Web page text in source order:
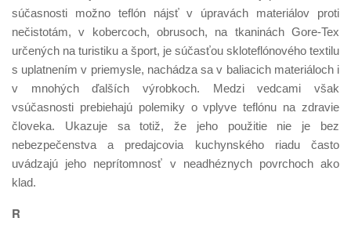
súčasnosti možno teflón nájsť v úpravách materiálov proti
nečistotám, v kobercoch, obrusoch, na tkaninách Gore-Tex
určených na turistiku a šport, je súčasťou skloteflónového textilu
s uplatnením v priemysle, nachádza sa v baliacich materiáloch i
v mnohých ďalších výrobkoch. Medzi vedcami však
vsúčasnosti prebiehajú polemiky o vplyve teflónu na zdravie
človeka. Ukazuje sa totiž, že jeho použitie nie je bez
nebezpečenstva a predajcovia kuchynského riadu často
uvádzajú jeho neprítomnosť v neadhéznych povrchoch ako
klad.
R